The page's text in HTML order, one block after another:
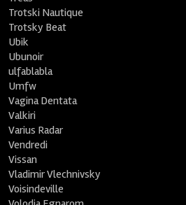
Trotski Nautique
Trotsky Beat
Ubik
Ubunoir
ulfablabla
Umfw
Vagina Dentata
Valkiri
Varius Radar
Vendredi
Vissan
Vladimir Vlechnivsky
Voisindeville